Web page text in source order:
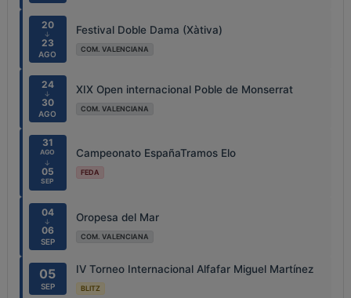
20
↓
23
AGO
Festival Doble Dama (Xàtiva)
COM. VALENCIANA
24
↓
30
AGO
XIX Open internacional Poble de Monserrat
COM. VALENCIANA
31
AGO
↓
05
SEP
Campeonato EspañaTramos Elo
FEDA
04
↓
06
SEP
Oropesa del Mar
COM. VALENCIANA
05
SEP
IV Torneo Internacional Alfafar Miguel Martínez
BLITZ